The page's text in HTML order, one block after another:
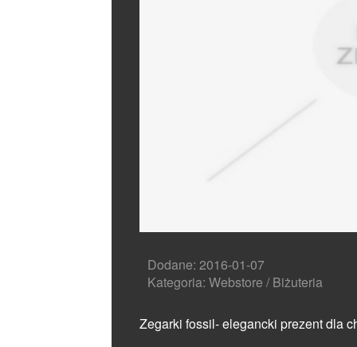
Dodane: 2016-01-07
Kategoria: Webstore / Biżuteria
Zegarki fossil- elegancki prezent dla